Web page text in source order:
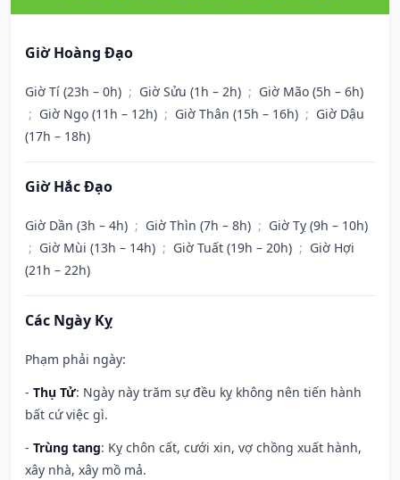
Giờ Hoàng Đạo
Giờ Tí (23h – 0h) ; Giờ Sửu (1h – 2h) ; Giờ Mão (5h – 6h)
; Giờ Ngọ (11h – 12h) ; Giờ Thân (15h – 16h) ; Giờ Dậu
(17h – 18h)
Giờ Hắc Đạo
Giờ Dần (3h – 4h) ; Giờ Thìn (7h – 8h) ; Giờ Tỵ (9h – 10h)
; Giờ Mùi (13h – 14h) ; Giờ Tuất (19h – 20h) ; Giờ Hợi
(21h – 22h)
Các Ngày Kỵ
Phạm phải ngày:
- Thụ Tử: Ngày này trăm sự đều kỵ không nên tiến hành
bất cứ việc gì.
- Trùng tang: Kỵ chôn cất, cưới xin, vợ chồng xuất hành,
xây nhà, xây mồ mả.